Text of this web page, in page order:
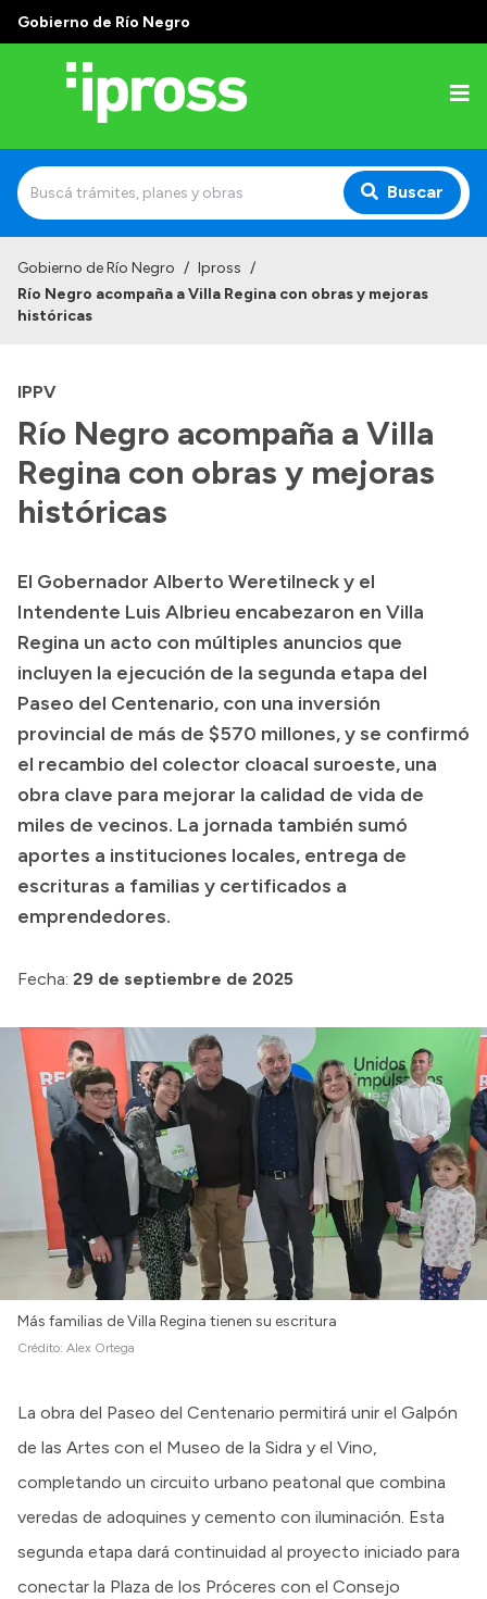
Gobierno de Río Negro
Buscar
Institucional
Autoridades
Delegaciones
Consultorios Propios
Presentación CV
Transparencia
Inversión en Salud
Licitaciones
Consulta de expedientes
Gobierno de Río Negro / Ipross /
Río Negro acompaña a Villa Regina con obras y mejoras
históricas
IPPV
Río Negro acompaña a Villa
Regina con obras y mejoras
históricas
El Gobernador Alberto Weretilneck y el
Intendente Luis Albrieu encabezaron en Villa
Regina un acto con múltiples anuncios que
incluyen la ejecución de la segunda etapa del
Paseo del Centenario, con una inversión
provincial de más de $570 millones, y se confirmó
el recambio del colector cloacal suroeste, una
obra clave para mejorar la calidad de vida de
miles de vecinos. La jornada también sumó
aportes a instituciones locales, entrega de
escrituras a familias y certificados a
emprendedores.
Fecha: 29 de septiembre de 2025
Más familias de Villa Regina tienen su escritura
Crédito: Alex Ortega
La obra del Paseo del Centenario permitirá unir el Galpón
de las Artes con el Museo de la Sidra y el Vino,
completando un circuito urbano peatonal que combina
veredas de adoquines y cemento con iluminación. Esta
segunda etapa dará continuidad al proyecto iniciado para
conectar la Plaza de los Próceres con el Consejo